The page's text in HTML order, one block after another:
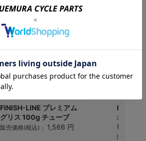
ます
FINISH-LINE プレミアム
グリス 100g チューブ
販売価格(税込)： 1,566 円
ポリラ
(18mm)
販売価格(